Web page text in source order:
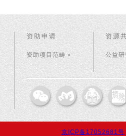
资助申请
资助项目范畴 »
资源
公益
京ICP备17052681号